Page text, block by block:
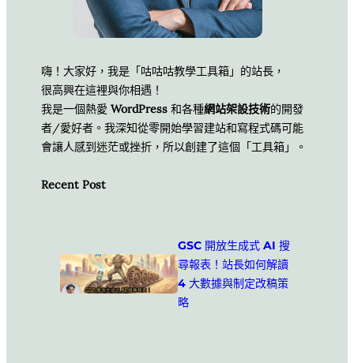
嗨！大家好，我是「咕咕咕教學工具箱」的站長，
很高興在這裡與你相遇！
我是一個熱愛 WordPress 和各種網站架設技術的開發
者/愛好者。我深知從零開始學習建站和寫程式碼可能
會讓人感到迷茫或挫折，所以創建了這個「工具箱」。
Recent Post
GSC 開放生成式 AI 搜
尋報表！站長如何解讀
4 大數據與制定改稿策
略